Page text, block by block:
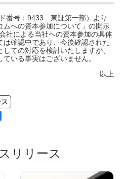
番号：9433 東証第一部）より
ムへの資本参加について」の開示
社による当社への資本参加の具体
確認中であり、今後確認された
ての対応を検討いたしますが、
いる事実はございません。
以上
リリース